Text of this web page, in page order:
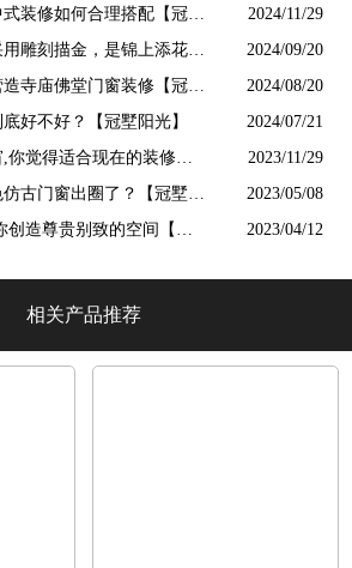
装修如何合理搭配【冠墅
2024/11/29
雕刻描金，是锦上添花
2024/09/20
寺庙佛堂门窗装修【冠墅
2024/08/20
好不好？【冠墅阳光】 2024/07/21
觉得适合现在的装修吗?
2023/11/29
古门窗出圈了？【冠墅阳
2023/05/08
2023/04/12
相关产品推荐